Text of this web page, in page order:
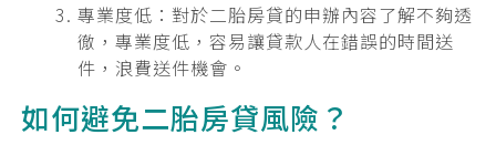
專業度低：對於二胎房貸的申辦內容了解不夠透
徹，專業度低，容易讓貸款人在錯誤的時間送
件，浪費送件機會。
如何避免二胎房貸風險？